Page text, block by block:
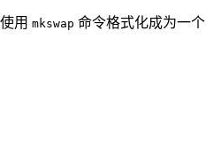
用 mkswap 命令格式化成为一个